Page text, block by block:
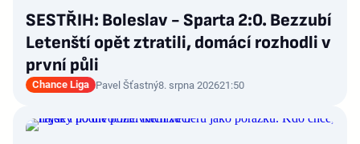
SESTŘIH: Boleslav - Sparta 2:0. Bezzubí
Letenští opět ztratili, domácí rozhodli v
první půli
Chance Liga Pavel Šťastný8. srpna 202621:50